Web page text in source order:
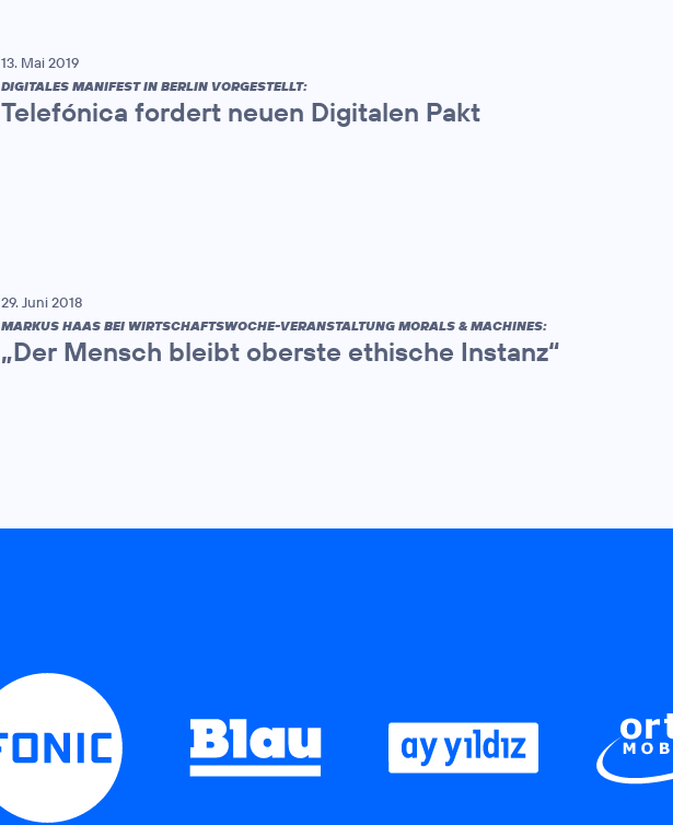
13. Mai 2019
DIGITALES MANIFEST IN BERLIN VORGESTELLT:
Telefónica fordert neuen Digitalen Pakt
29. Juni 2018
MARKUS HAAS BEI WIRTSCHAFTSWOCHE-VERANSTALTUNG MORALS & MACHINES:
„Der Mensch bleibt oberste ethische Instanz“